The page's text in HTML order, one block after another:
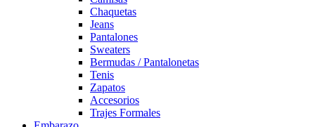
Chaquetas
Jeans
Pantalones
Sweaters
Bermudas / Pantalonetas
Tenis
Zapatos
Accesorios
Trajes Formales